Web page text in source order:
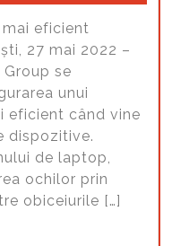
eficient
27 mai 2022 –
Group se
unui
eficient când vine
dispozitive.
de laptop,
ochilor prin
obiceiurile […]